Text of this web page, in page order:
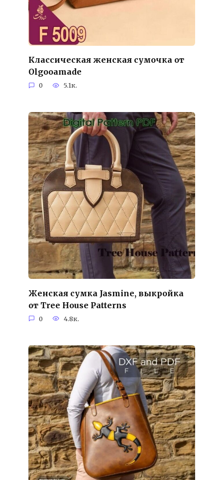
Классическая женская сумочка от
Olgooamade
0 5.1к.
Женская сумка Jasmine, выкройка
от Tree House Patterns
0 4.8к.